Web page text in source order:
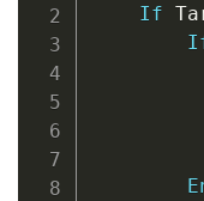
If